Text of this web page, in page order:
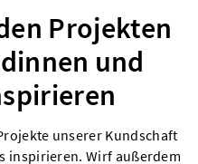
Projekten
und
unserer Kundschaft
inspirieren. Wirf außerdem